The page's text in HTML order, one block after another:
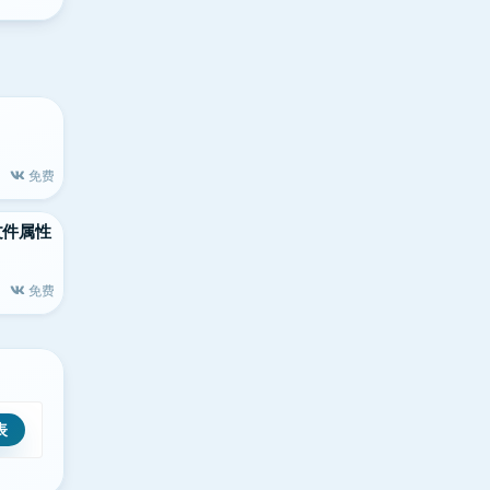
免费
属性
免费